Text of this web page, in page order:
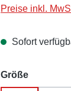
Preise inkl.
Sofort
Größe